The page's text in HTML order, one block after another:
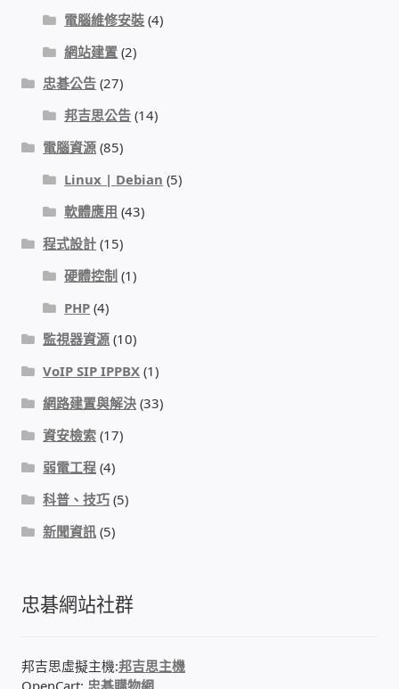
太陽能系統監視器
監視器 信和 TBC 固定IP
監視器RS485開門開鐵門開燈開保全
監視器異地備份備援
電話總機 對講機
IP-PBX 租賃 借測 (雲端總機)
通航國際(Tonnet)
DCS 數位通訊系統
安立達(Aristel)
電腦維修安裝 (4)
網站建置 (2)
忠碁公告 (27)
邦吉思公告 (14)
電腦資源 (85)
Linux | Debian (5)
軟體應用 (43)
程式設計 (15)
硬體控制 (1)
PHP (4)
監視器資源 (10)
VoIP SIP IPPBX (1)
網路建置與解決 (33)
資安檢索 (17)
弱電工程 (4)
科普、技巧 (5)
新聞資訊 (5)
忠碁網站社群
邦吉思虛擬主機:邦吉思主機
OpenCart: 忠碁購物網